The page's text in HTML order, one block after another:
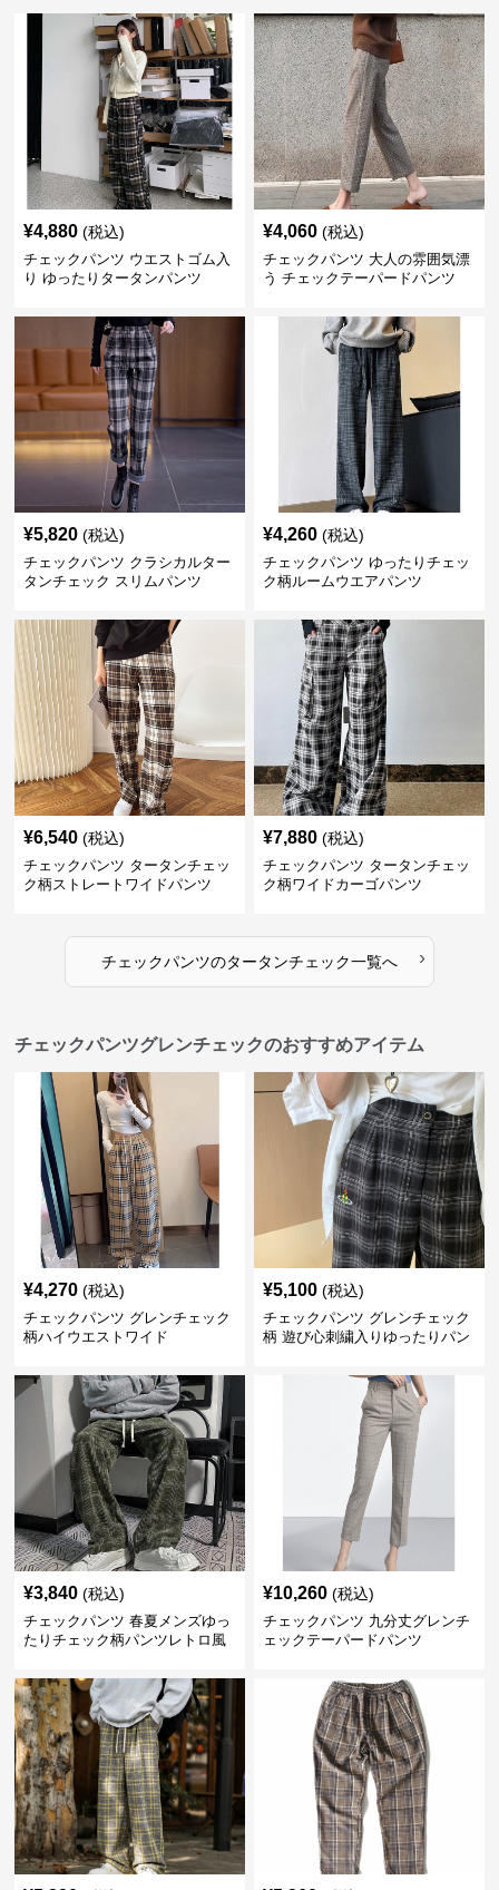
¥4,880 (税込)
チェックパンツ ウエストゴム入
り ゆったりタータンパンツ
¥4,060 (税込)
チェックパンツ 大人の雰囲気漂
う チェックテーパードパンツ
¥5,820 (税込)
チェックパンツ クラシカルター
タンチェック スリムパンツ
¥4,260 (税込)
チェックパンツ ゆったりチェッ
ク柄ルームウエアパンツ
¥6,540 (税込)
チェックパンツ タータンチェッ
ク柄ストレートワイドパンツ
¥7,880 (税込)
チェックパンツ タータンチェッ
ク柄ワイドカーゴパンツ
チェックパンツのタータンチェック一覧へ ›
チェックパンツグレンチェックのおすすめアイテム
¥4,270 (税込)
チェックパンツ グレンチェック
柄ハイウエストワイド
¥5,100 (税込)
チェックパンツ グレンチェック
柄 遊び心刺繍入りゆったりパン
¥3,840 (税込)
チェックパンツ 春夏メンズゆっ
たりチェック柄パンツレトロ風
¥10,260 (税込)
チェックパンツ 九分丈グレンチ
ェックテーパードパンツ